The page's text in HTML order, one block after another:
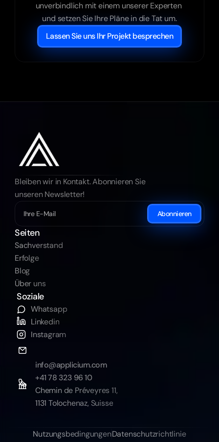
unverbindlich mit einem unserer Experten
und setzen Sie Ihre Pläne in die Tat um.
Lassen Sie uns Ihr Projekt besprechen
Bleiben wir in Kontakt. Abonnieren Sie
unseren Newsletter!
Abonnieren
Seiten
Sachverstand
Erfolge
Blog
Über uns
Soziale
Whatsapp
Linkedin
Instagram
info@applicium.com
+41 78 323 96 10
Chemin de Préveyres 11,
1131 Tolochenaz, Suisse
NutzungsbedingungenDatenschutzrichtlinie